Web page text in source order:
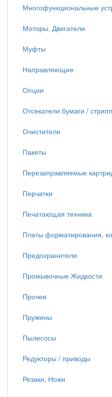
Многофункциональные
Моторы, Двигатели
Муфты
Направляющие
Опции
Отсекатели бумаги /
Очистители
Пакеты
Перезаправляемые
Перчатки
Печатающая техника
Платы форматирования,
Предохранители
Промывочные Жидкости
Прочее
Пружины
Пылесосы
Редукторы / приводы
Резаки, Ножи